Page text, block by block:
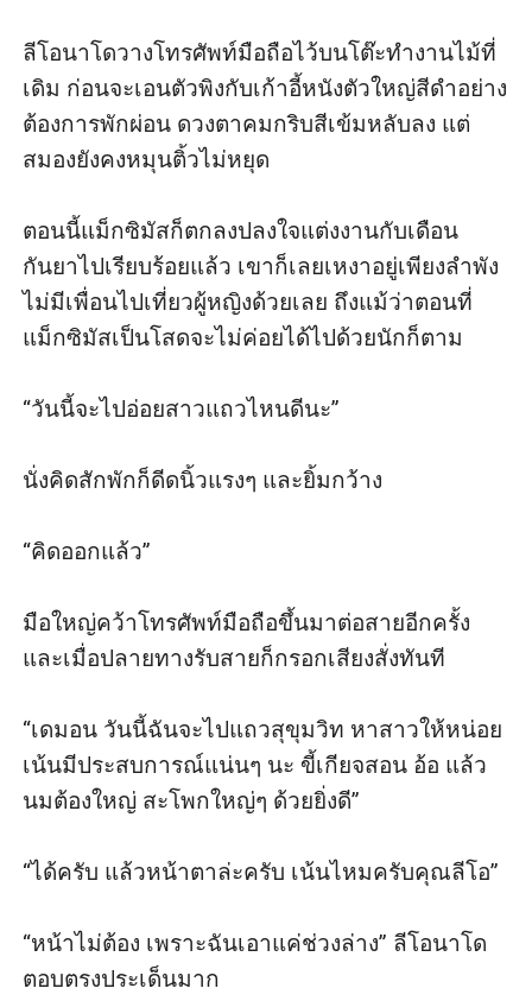
ลีโอนาโดวางโทรศัพท์มือถือไว้บนโต๊ะทำงานไม้ที่
เดิม ก่อนจะเอนตัวพิงกับเก้าอี้หนังตัวใหญ่สีดำอย่าง
ต้องการพักผ่อน ดวงตาคมกริบสีเข้มหลับลง แต่
สมองยังคงหมุนติ้วไม่หยุด
ตอนนี้แม็กซิมัสก็ตกลงปลงใจแต่งงานกับเดือน
กันยาไปเรียบร้อยแล้ว เขาก็เลยเหงาอยู่เพียงลำพัง
ไม่มีเพื่อนไปเที่ยวผู้หญิงด้วยเลย ถึงแม้ว่าตอนที่
แม็กซิมัสเป็นโสดจะไม่ค่อยได้ไปด้วยนักก็ตาม
“วันนี้จะไปอ่อยสาวแถวไหนดีนะ”
นั่งคิดสักพักก็ดีดนิ้วแรงๆ และยิ้มกว้าง
“คิดออกแล้ว”
มือใหญ่คว้าโทรศัพท์มือถือขึ้นมาต่อสายอีกครั้ง
และเมื่อปลายทางรับสายก็กรอกเสียงสั่งทันที
“เดมอน วันนี้ฉันจะไปแถวสุขุมวิท หาสาวให้หน่อย
เน้นมีประสบการณ์แน่นๆ นะ ขี้เกียจสอน อ้อ แล้ว
นมต้องใหญ่ สะโพกใหญ่ๆ ด้วยยิ่งดี”
“ได้ครับ แล้วหน้าตาล่ะครับ เน้นไหมครับคุณลีโอ”
“หน้าไม่ต้อง เพราะฉันเอาแค่ช่วงล่าง” ลีโอนาโด
ตอบตรงประเด็นมาก